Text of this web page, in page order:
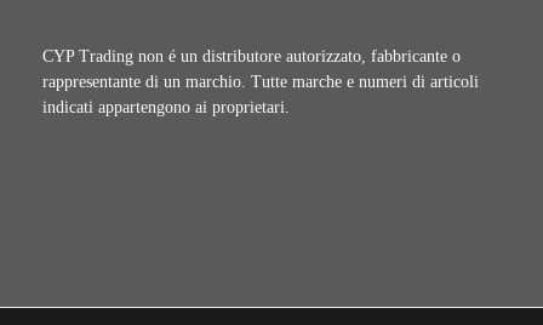
CYP Trading non é un distributore autorizzato, fabbricante o
rappresentante di un marchio. Tutte marche e numeri di articoli
indicati appartengono ai proprietari.